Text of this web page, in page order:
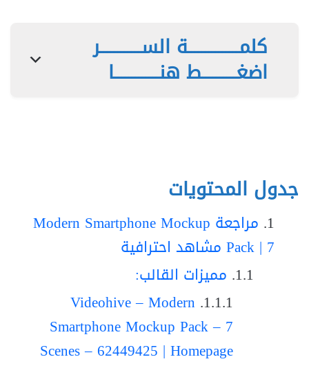
كلمـــــــــــــــة الســــــــــــر
اضغــــــــــط هنـــــــــــــا
جدول المحتويات
مراجعة Modern Smartphone Mockup
Pack | 7 مشاهد احترافية
مميزات القالب:
Videohive – Modern
Smartphone Mockup Pack – 7
Scenes – 62449425 | Homepage